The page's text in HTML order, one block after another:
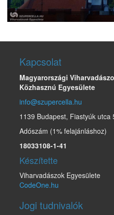
Kapcsolat
Magyarországi
Közhasznú Egyesülete
info@szupercella.hu
1139 Budapest, Fiastyúk utca
Adószám (1% felajánláshoz)
18033108-1-41
Készítette
Viharvadászok Egyesülete
CodeOne.hu
Jogi tudnivalók